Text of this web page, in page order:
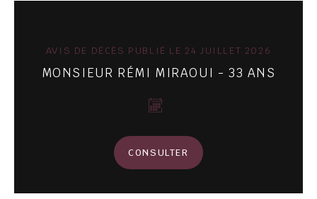
AVIS DE DÉCÈS PUBLIÉ LE 24 JUILLET 2026
MONSIEUR RÉMI MIRAOUI - 33 ANS
CONSULTER